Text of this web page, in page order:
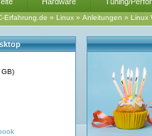
Erfahrung.de » Linux » Anleitungen » Linux